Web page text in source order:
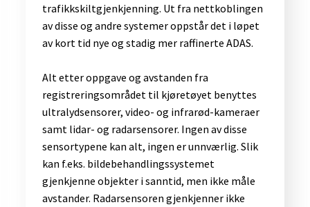
trafikkskiltgjenkjenning. Ut fra nettkoblingen
av disse og andre systemer oppstår det i løpet
av kort tid nye og stadig mer raffinerte ADAS.
Alt etter oppgave og avstanden fra
registreringsområdet til kjøretøyet benyttes
ultralydsensorer, video- og infrarød-kameraer
samt lidar- og radarsensorer. Ingen av disse
sensortypene kan alt, ingen er unnværlig. Slik
kan f.eks. bildebehandlingssystemet
gjenkjenne objekter i sanntid, men ikke måle
avstander. Radarsensoren gjenkjenner ikke